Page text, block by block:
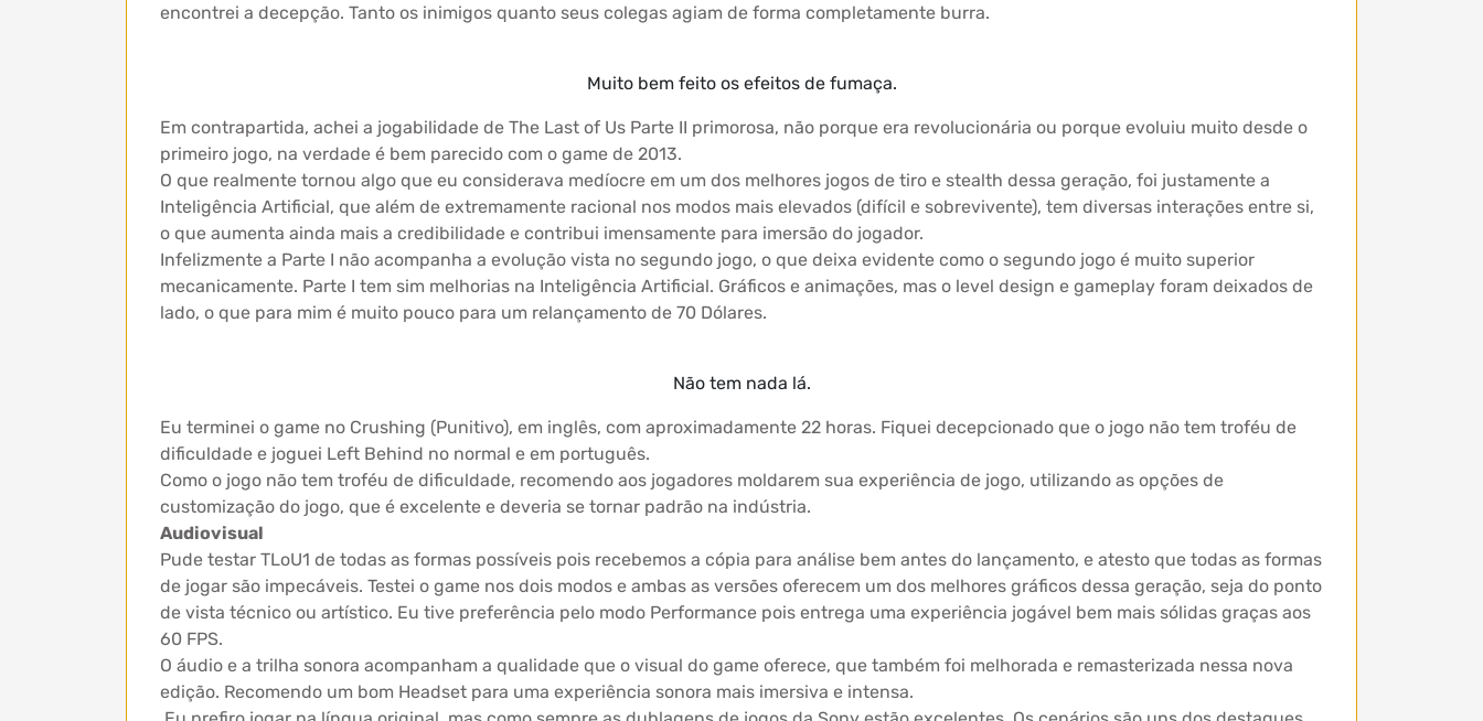
encontrei a decepção. Tanto os inimigos quanto seus colegas agiam de forma completamente burra.
Muito bem feito os efeitos de fumaça.
Em contrapartida, achei a jogabilidade de The Last of Us Parte II primorosa, não porque era revolucionária ou porque evoluiu muito desde o
primeiro jogo, na verdade é bem parecido com o game de 2013.
O que realmente tornou algo que eu considerava medíocre em um dos melhores jogos de tiro e stealth dessa geração, foi justamente a
Inteligência Artificial, que além de extremamente racional nos modos mais elevados (difícil e sobrevivente), tem diversas interações entre si,
o que aumenta ainda mais a credibilidade e contribui imensamente para imersão do jogador.
Infelizmente a Parte I não acompanha a evolução vista no segundo jogo, o que deixa evidente como o segundo jogo é muito superior
mecanicamente. Parte I tem sim melhorias na Inteligência Artificial. Gráficos e animações, mas o level design e gameplay foram deixados de
lado, o que para mim é muito pouco para um relançamento de 70 Dólares.
Não tem nada lá.
Eu terminei o game no Crushing (Punitivo), em inglês, com aproximadamente 22 horas. Fiquei decepcionado que o jogo não tem troféu de
dificuldade e joguei Left Behind no normal e em português.
Como o jogo não tem troféu de dificuldade, recomendo aos jogadores moldarem sua experiência de jogo, utilizando as opções de
customização do jogo, que é excelente e deveria se tornar padrão na indústria.
Audiovisual
Pude testar TLoU1 de todas as formas possíveis pois recebemos a cópia para análise bem antes do lançamento, e atesto que todas as formas
de jogar são impecáveis. Testei o game nos dois modos e ambas as versões oferecem um dos melhores gráficos dessa geração, seja do ponto
de vista técnico ou artístico. Eu tive preferência pelo modo Performance pois entrega uma experiência jogável bem mais sólidas graças aos
60 FPS.
O áudio e a trilha sonora acompanham a qualidade que o visual do game oferece, que também foi melhorada e remasterizada nessa nova
edição. Recomendo um bom Headset para uma experiência sonora mais imersiva e intensa.